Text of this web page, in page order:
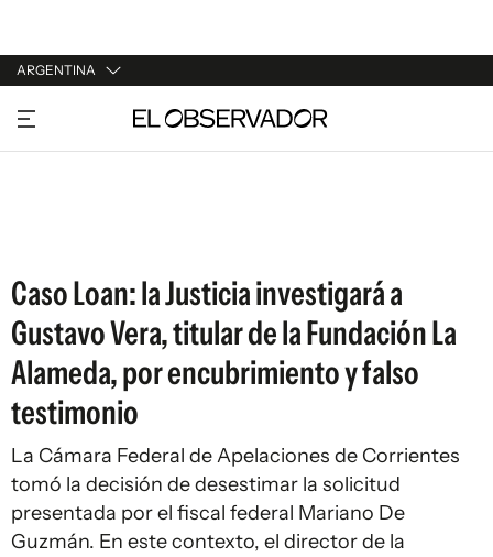
ARGENTINA
URUGUAY
ARGENTINA
Caso Loan: la Justicia investigará a
Gustavo Vera, titular de la Fundación La
Alameda, por encubrimiento y falso
testimonio
La Cámara Federal de Apelaciones de Corrientes
tomó la decisión de desestimar la solicitud
presentada por el fiscal federal Mariano De
Guzmán. En este contexto, el director de la